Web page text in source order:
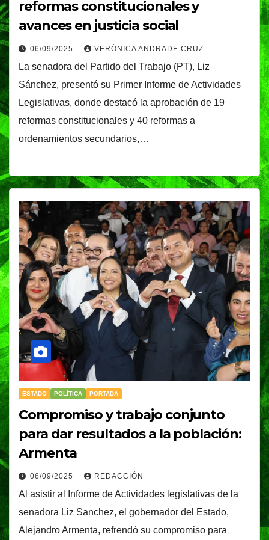
reformas constitucionales y
avances en justicia social
06/09/2025 VERÓNICA ANDRADE CRUZ
La senadora del Partido del Trabajo (PT), Liz
Sánchez, presentó su Primer Informe de Actividades
Legislativas, donde destacó la aprobación de 19
reformas constitucionales y 40 reformas a
ordenamientos secundarios,…
ESTADO POLÍTICA PORTADA
Compromiso y trabajo conjunto
para dar resultados a la población:
Armenta
06/09/2025 REDACCIÓN
Al asistir al Informe de Actividades legislativas de la
senadora Liz Sanchez, el gobernador del Estado,
Alejandro Armenta, refrendó su compromiso para